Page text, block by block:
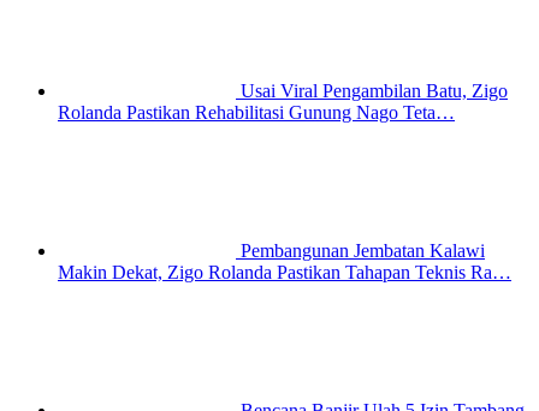
Usai Viral Pengambilan Batu, Zigo
Rolanda Pastikan Rehabilitasi Gunung Nago Teta…
Pembangunan Jembatan Kalawi
Makin Dekat, Zigo Rolanda Pastikan Tahapan Teknis Ra…